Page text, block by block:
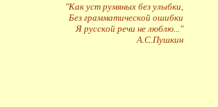
"Как уст румяных без улыбки,
Без грамматической ошибки
Я русской речи не люблю..."
А.С.Пушкин